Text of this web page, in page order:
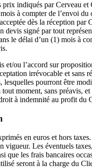
prix indiqués par Cerveau et
à compter de l’envoi du
dès la réception par
devis signé par tout
le délai d’un (1) mois à
et/ou l’accord sur
irrévocable et sans
lesquelles pourront être
moment, sans préavis, et
à indemnité au profit du
en euros et hors
vigueur. Les éventuels
que les frais bancaires
seront à la charge du